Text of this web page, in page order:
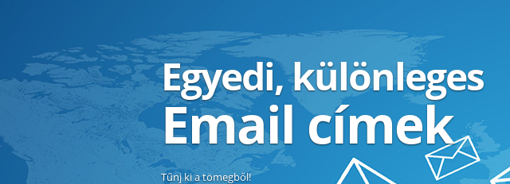
Egyedi, különleges
Email címek
Tűnj ki a tömegből!